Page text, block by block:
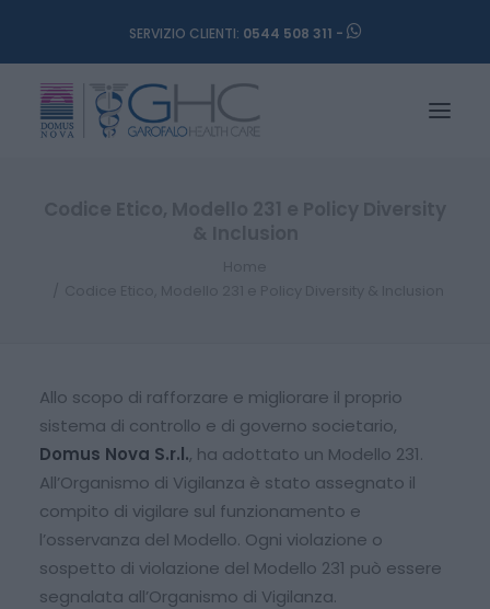
SERVIZIO CLIENTI: 0544 508 311 -
Allo scopo di rafforzare e migliorare il proprio
sistema di controllo e di governo societario,
Domus Nova S.r.l., ha adottato un Modello 231.
All’Organismo di Vigilanza è stato assegnato il
compito di vigilare sul funzionamento e
l’osservanza del Modello. Ogni violazione o
sospetto di violazione del Modello 231 può essere
segnalata all’Organismo di Vigilanza.